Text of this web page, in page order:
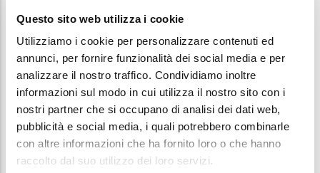
Questo sito web utilizza i cookie
Utilizziamo i cookie per personalizzare contenuti ed
annunci, per fornire funzionalità dei social media e per
analizzare il nostro traffico. Condividiamo inoltre
informazioni sul modo in cui utilizza il nostro sito con i
nostri partner che si occupano di analisi dei dati web,
pubblicità e social media, i quali potrebbero combinarle
con altre informazioni che ha fornito loro o che hanno
raccolto dal suo utilizzo dei loro servizi.
all’aperto, per verificare con i ragazzi qual è il
percorso dell’acqua e immaginare dove si trovino le
infrastrutture che portano acqua all’interno della
scuola e portano via le acque reflue. Attraverso il
confronto, scopriremo anche come ciascuno di noi
può contribuire al risparmio idrico.
Tutte le attività proposte sono rivolte a una classe